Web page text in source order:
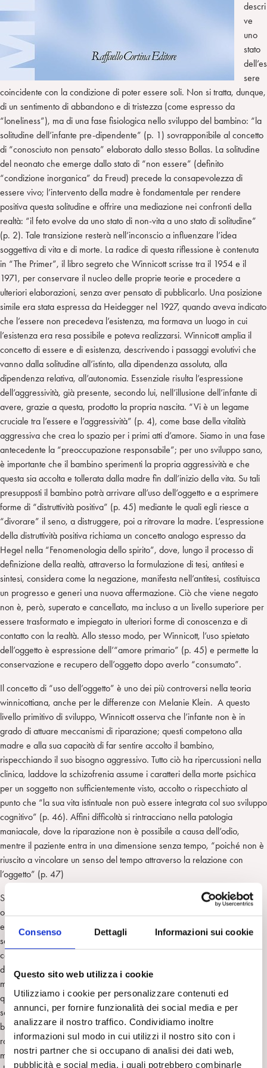
Consenso Dettagli Informazioni sui cookie
Questo sito web utilizza i cookie
Utilizziamo i cookie per personalizzare contenuti ed
annunci, per fornire funzionalità dei social media e per
analizzare il nostro traffico. Condividiamo inoltre
informazioni sul modo in cui utilizzi il nostro sito con i
nostri partner che si occupano di analisi dei dati web,
pubblicità e social media, i quali potrebbero combinarle
descri
ve
uno
stato
dell’es
sere
coincidente con la condizione di poter essere soli. Non si tratta, dunque,
di un sentimento di abbandono e di tristezza (come espresso da
“loneliness”), ma di una fase fisiologica nello sviluppo del bambino: “la
solitudine dell’infante pre-dipendente” (p. 1) sovrapponibile al concetto
di “conosciuto non pensato” elaborato dallo stesso Bollas. La solitudine
del neonato che emerge dallo stato di “non essere” (definito
“condizione inorganica” da Freud) precede la consapevolezza di
essere vivo; l’intervento della madre è fondamentale per rendere
positiva questa solitudine e offrire una mediazione nei confronti della
realtà: “il feto evolve da uno stato di non-vita a uno stato di solitudine”
(p. 2). Tale transizione resterà nell’inconscio a influenzare l’idea
soggettiva di vita e di morte. La radice di questa riflessione è contenuta
in “The Primer”, il libro segreto che Winnicott scrisse tra il 1954 e il
1971, per conservare il nucleo delle proprie teorie e procedere a
ulteriori elaborazioni, senza aver pensato di pubblicarlo. Una posizione
simile era stata espressa da Heidegger nel 1927, quando aveva indicato
che l’essere non precedeva l’esistenza, ma formava un luogo in cui
l’esistenza era resa possibile e poteva realizzarsi. Winnicott amplia il
concetto di essere e di esistenza, descrivendo i passaggi evolutivi che
vanno dalla solitudine all’istinto, alla dipendenza assoluta, alla
dipendenza relativa, all’autonomia. Essenziale risulta l’espressione
dell’aggressività, già presente, secondo lui, nell’illusione dell’infante di
avere, grazie a questa, prodotto la propria nascita. “Vi è un legame
cruciale tra l’essere e l’aggressività” (p. 4), come base della vitalità
aggressiva che crea lo spazio per i primi atti d’amore. Siamo in una fase
antecedente la “preoccupazione responsabile”; per uno sviluppo sano,
è importante che il bambino sperimenti la propria aggressività e che
questa sia accolta e tollerata dalla madre fin dall’inizio della vita. Su tali
presupposti il bambino potrà arrivare all’uso dell’oggetto e a esprimere
forme di “distruttività positiva” (p. 45) mediante le quali egli riesce a
“divorare” il seno, a distruggere, poi a ritrovare la madre. L’espressione
della distruttività positiva richiama un concetto analogo espresso da
Hegel nella “Fenomenologia dello spirito”, dove, lungo il processo di
definizione della realtà, attraverso la formulazione di tesi, antitesi e
sintesi, considera come la negazione, manifesta nell’antitesi, costituisca
un progresso e generi una nuova affermazione. Ciò che viene negato
non è, però, superato e cancellato, ma incluso a un livello superiore per
essere trasformato e impiegato in ulteriori forme di conoscenza e di
contatto con la realtà. Allo stesso modo, per Winnicott, l’uso spietato
dell’oggetto è espressione dell’“amore primario” (p. 45) e permette la
conservazione e recupero dell’oggetto dopo averlo “consumato”.
Il concetto di “uso dell’oggetto” è uno dei più controversi nella teoria
winnicottiana, anche per le differenze con Melanie Klein. A questo
livello primitivo di sviluppo, Winnicott osserva che l’infante non è in
grado di attuare meccanismi di riparazione; questi competono alla
madre e alla sua capacità di far sentire accolto il bambino,
rispecchiando il suo bisogno aggressivo. Tutto ciò ha ripercussioni nella
clinica, laddove la schizofrenia assume i caratteri della morte psichica
per un soggetto non sufficientemente visto, accolto o rispecchiato al
punto che “la sua vita istintuale non può essere integrata col suo sviluppo
cognitivo” (p. 46). Affini difficoltà si rintracciano nella patologia
maniacale, dove la riparazione non è possibile a causa dell’odio,
mentre il paziente entra in una dimensione senza tempo, “poiché non è
riuscito a vincolare un senso del tempo attraverso la relazione con
l’oggetto” (p. 47)
Su questa linea, è possibile esplorare la differenza esistente fra “madre
oggetto” e “madre ambiente”: la prima “è il bersaglio dell’esperienza
eccitata sostenuta dalla tensione istintuale allo stato grezzo”, mentre la
seconda “riceve tutto quanto è definito come affetto e come sentire
condivisibile” (p. 97). Di fatto, l’uso dell’oggetto presuppone l’esistenza
di una scissione tra le due funzioni materne: scissione che è la stessa
madre a mantenere. La scissione individuata da Winnicott differisce da
quella kleiniana, nella quale è, invece, il bambino a creare una
separazione tra oggetti buoni e cattivi; dopo aver idealizzato il seno
buono e averlo protetto dagli attacchi distruttivi del seno cattivo, l’infante
raggiunge la posizione depressiva, in cui i due oggetti devono
mescolarsi per diventare reali internamente. “Winnicott non